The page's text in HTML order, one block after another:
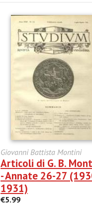
Giovanni Battista Montini
Articoli di G. B.
- Annate 26-27
1931)
€5.99